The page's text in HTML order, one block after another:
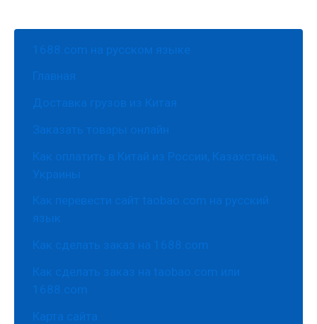
1688.com на русском языке
Главная
Доставка грузов из Китая
Заказать товары онлайн
Как оплатить в Китай из России, Казахстана,
Украины
Как перевести сайт taobao.com на русский
язык
Как сделать заказ на 1688.com
Как сделать заказ на taobao.com или
1688.com
Карта сайта